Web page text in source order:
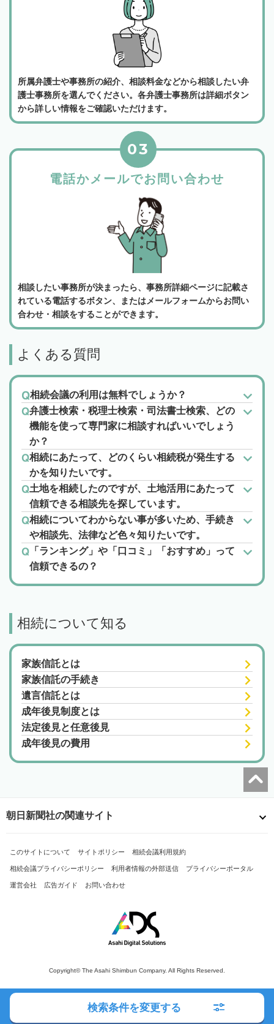
所属弁護士や事務所の紹介、相談料金などから相談したい弁
護士事務所を選んでください。各弁護士事務所は詳細ボタン
から詳しい情報をご確認いただけます。
電話かメールでお問い合わせ
03
相談したい事務所が決まったら、事務所詳細ページに記載さ
れている電話するボタン、またはメールフォームからお問い
合わせ・相談をすることができます。
よくある質問
相続会議の利用は無料でしょうか？
弁護士検索・税理士検索・司法書士検索、どの
機能を使って専門家に相談すればいいでしょう
か？
相続にあたって、どのくらい相続税が発生する
かを知りたいです。
土地を相続したのですが、土地活用にあたって
信頼できる相談先を探しています。
相続についてわからない事が多いため、手続き
や相談先、法律など色々知りたいです。
「ランキング」や「口コミ」「おすすめ」って
信頼できるの？
相続について知る
家族信託とは
家族信託の手続き
遺言信託とは
成年後見制度とは
法定後見と任意後見
成年後見の費用
検索条件を変更する
朝日新聞社の関連サイト
このサイトについて サイトポリシー 相続会議利用規約
相続会議プライバシーポリシー 利用者情報の外部送信 プライバシーポータル
運営会社 広告ガイド お問い合わせ
Copyright© The Asahi Shimbun Company. All Rights Reserved.